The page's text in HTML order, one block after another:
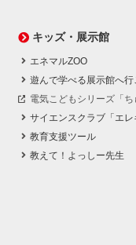
キッズ・展示館
エネマルZOO
遊んで学べる展示館へ行
電気こどもシリーズ「ち
サイエンスクラブ「エレ
教育支援ツール
教えて！よっしー先生